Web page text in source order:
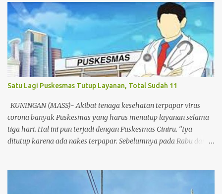
r
Satu Lagi Puskesmas Tutup Layanan, Total Sudah 11
KUNINGAN (MASS)- Akibat tenaga kesehatan terpapar virus
corona banyak Puskesmas yang harus menutup layanan selama
tiga hari. Hal ini pun terjadi dengan Puskesmas Ciniru. “Iya
ditutup karena ada nakes terpapar. Sebelumnya pada Rabu dan
merinci total ada 11 Puskesmas di Kuningan pernah ditutup
layanan selama tiga hari. Mulai dari Puskesmas Sukmulya